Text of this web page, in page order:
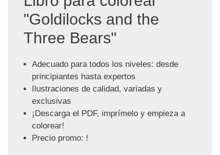
"Goldilocks and the
Three Bears"
Adecuado para todos los niveles: desde
principiantes hasta expertos
Ilustraciones de calidad, variadas y
exclusivas
¡Descarga el PDF, imprímelo y empieza a
colorear!
Precio promo: !